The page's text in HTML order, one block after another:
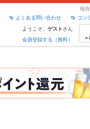
仙
コン
よくある問い合わせ
ようこそ、 ゲスト さん
会員登録する（無料）